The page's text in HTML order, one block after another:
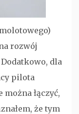
rozwój
dla
pilota
łączyć,
że tym